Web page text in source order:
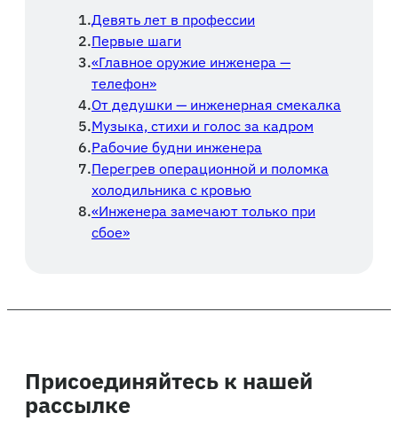
Девять лет в профессии
Первые шаги
«Главное оружие инженера —
телефон»
От дедушки — инженерная смекалка
Музыка, стихи и голос за кадром
Рабочие будни инженера
Перегрев операционной и поломка
холодильника с кровью
«Инженера замечают только при
сбое»
Присоединяйтесь к нашей
рассылке